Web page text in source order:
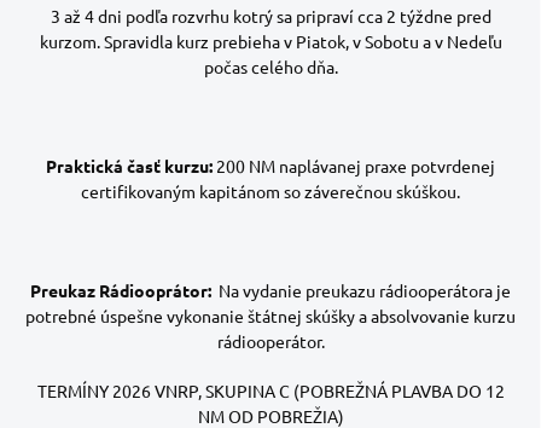
3 až 4 dni podľa rozvrhu kotrý sa pripraví cca 2 týždne pred
kurzom. Spravidla kurz prebieha v Piatok, v Sobotu a v Nedeľu
počas celého dňa.
Praktická časť kurzu: 200 NM naplávanej praxe potvrdenej
certifikovaným kapitánom so záverečnou skúškou.
Preukaz Rádiooprátor: Na vydanie preukazu rádiooperátora je
potrebné úspešne vykonanie štátnej skúšky a absolvovanie kurzu
rádiooperátor.
TERMÍNY 2026 VNRP, SKUPINA C (POBREŽNÁ PLAVBA DO 12
NM OD POBREŽIA)